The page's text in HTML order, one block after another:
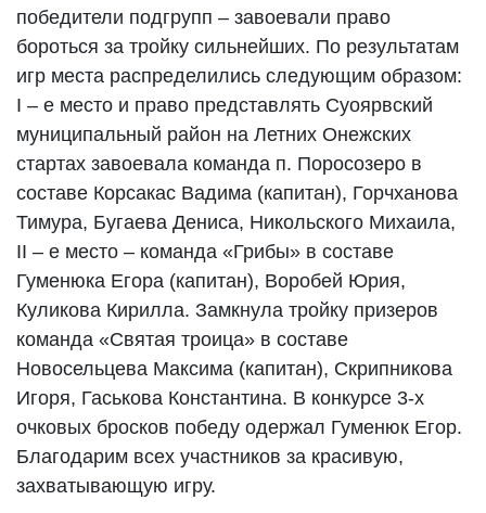
победители подгрупп – завоевали право
бороться за тройку сильнейших. По результатам
игр места распределились следующим образом:
I – е место и право представлять Суоярвский
муниципальный район на Летних Онежских
стартах завоевала команда п. Поросозеро в
составе Корсакас Вадима (капитан), Горчханова
Тимура, Бугаева Дениса, Никольского Михаила,
II – е место – команда «Грибы» в составе
Гуменюка Егора (капитан), Воробей Юрия,
Куликова Кирилла. Замкнула тройку призеров
команда «Святая троица» в составе
Новосельцева Максима (капитан), Скрипникова
Игоря, Гаськова Константина. В конкурсе 3-х
очковых бросков победу одержал Гуменюк Егор.
Благодарим всех участников за красивую,
захватывающую игру.